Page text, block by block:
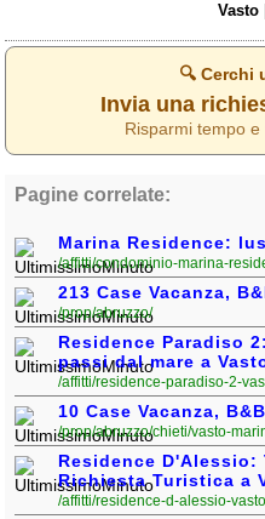
Vasto
🔍 Cerchi
Invia una
Risparmi tempo
Pagine correlate:
Marina Residence:
/affitti/condominio-marina-
213 Case Vacanza,
/prop/abruzzo/
Residence Paradiso
passi dal mare a
/affitti/residence-paradiso-2-
10 Case Vacanza,
/prop/abruzzo/chieti/vasto-
Residence
Richiesta Turistica a
/affitti/residence-d-alessio-